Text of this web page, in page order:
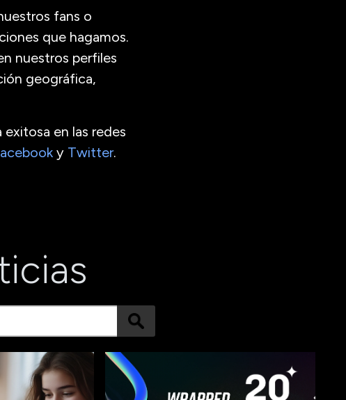
fans o
que hagamos.
nuestros perfiles
geográfica,
en las redes
y Twitter.